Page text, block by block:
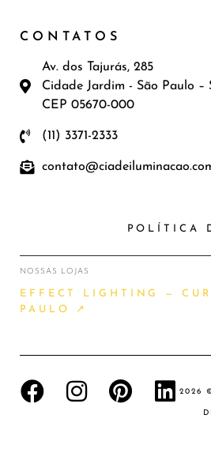
CONTATOS
Av. dos Tajurás, 285
Cidade Jardim - São Paulo –
CEP 05670-000
(11) 3371-2333
POLÍTICA
NOSSAS LOJAS
EFFECT LIGHTING —
PAULO ↗
2026